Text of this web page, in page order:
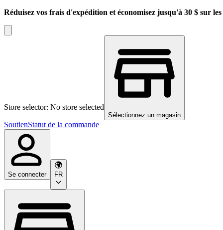
Réduisez vos frais d'expédition et économisez jusqu'à 30 $ sur
Store selector: No store selected
Sélectionnez un magasin
SoutienStatut de la commande
Se connecter FR